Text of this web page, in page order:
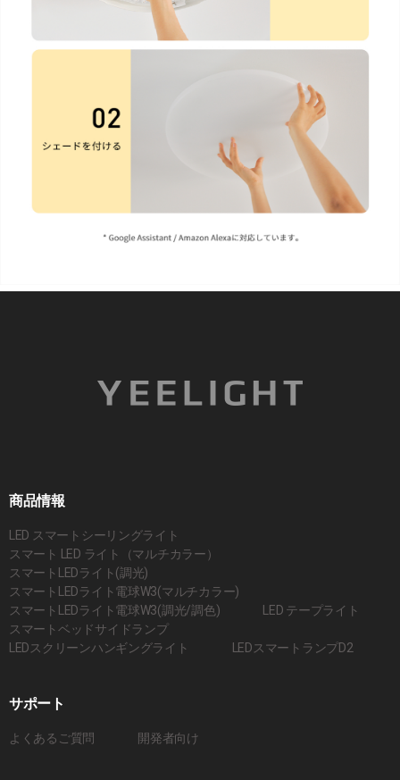
商品情報
LED スマートシーリングライト
スマート LED ライト（マルチカラー）
スマートLEDライト(調光)
スマートLEDライト電球W3(マルチカラー)
スマートLEDライト電球W3(調光/調色)
LED テープライト
スマートベッドサイドランプ
LEDスクリーンハンギングライト
LEDスマートランプD2
サポート
よくあるご質問 開発者向け